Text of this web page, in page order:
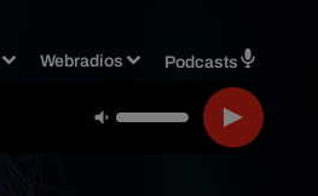
Webradios Podcasts